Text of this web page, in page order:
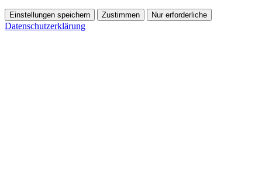
Einstellungen speichern Zustimmen Nur erforderliche
Datenschutzerklärung